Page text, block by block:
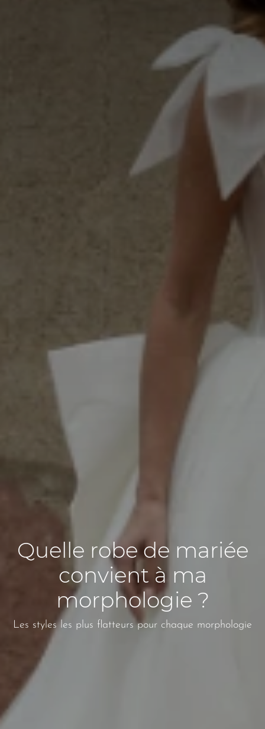
Quelle robe de mariée
convient à ma
morphologie ?
Les styles les plus flatteurs pour chaque morphologie